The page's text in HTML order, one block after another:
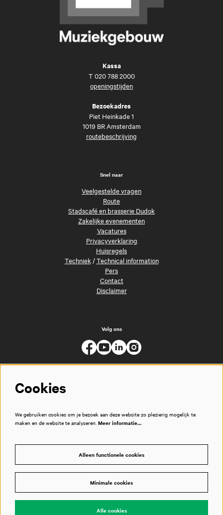
Kassa
T 020 788 2000
openingstijden
Bezoekadres
Piet Heinkade 1
1019 BR Amsterdam
routebeschrijving
Snel naar
Veelgestelde vragen
Route
Stadscafé en brasserie Dudok
Zakelijke evenementen
Vacatures
Privacyverklaring
Huisregels
Techniek/Technical information
Pers
Contact
Disclaimer
Volg ons
Cookies
We gebruiken cookies om je bezoek aan deze website zo plezierig mogelijk te
maken en de website te analyseren. Meer informatie…
Alleen functionele cookies
Minimale cookies
Alle cookies